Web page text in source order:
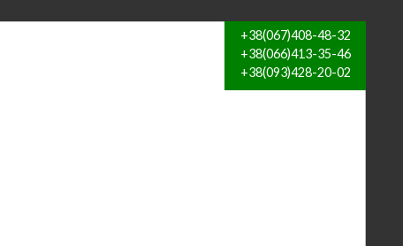
+38(067)408-48-32
+38(066)413-35-46
+38(093)428-20-02